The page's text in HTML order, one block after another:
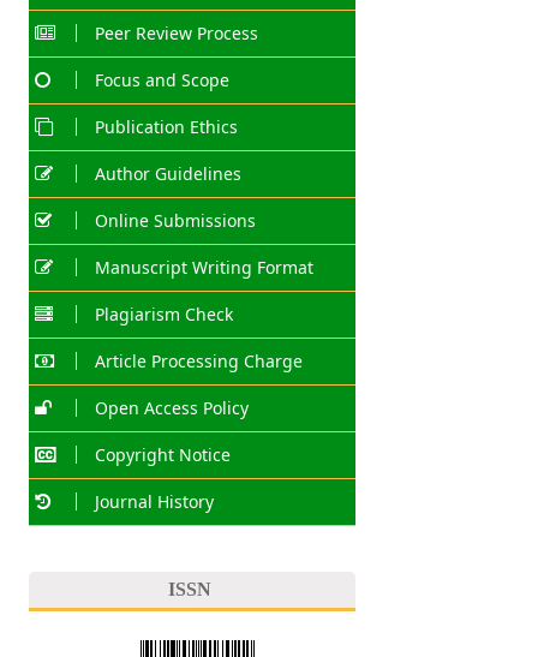
Peer Review Process
Focus and Scope
Publication Ethics
Author Guidelines
Online Submissions
Manuscript Writing Format
Plagiarism Check
Article Processing Charge
Open Access Policy
Copyright Notice
Journal History
ISSN